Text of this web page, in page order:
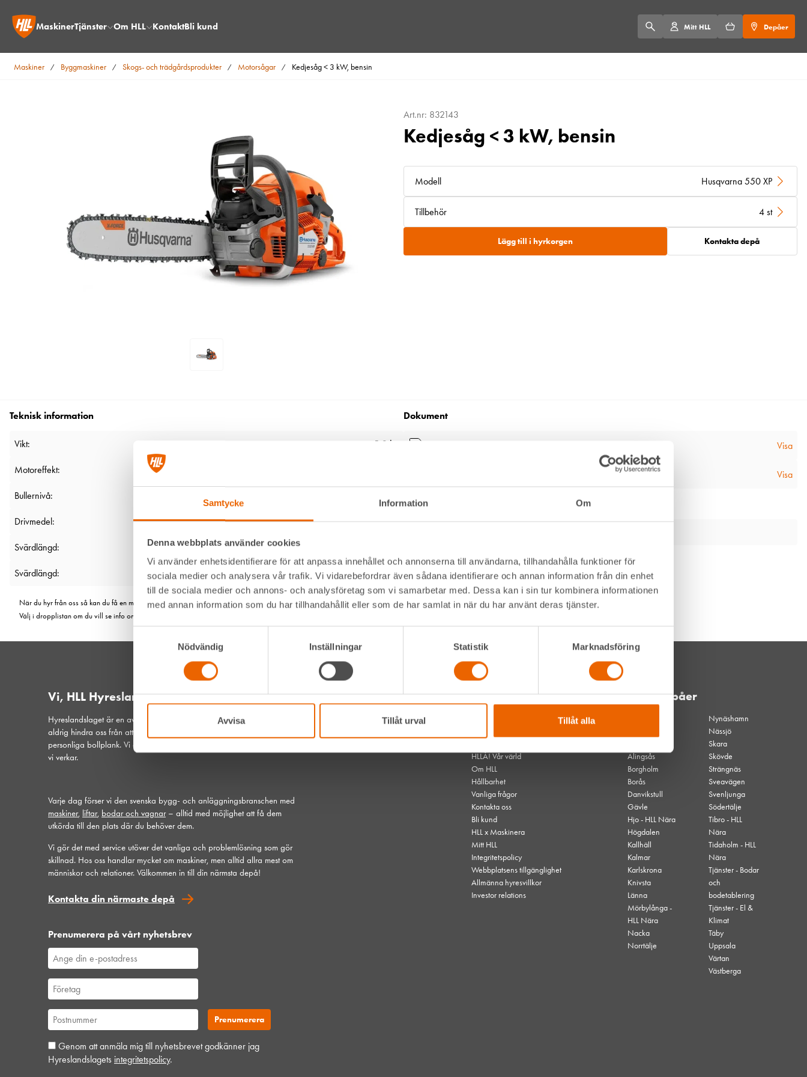
Samtycke Information Om
Denna webbplats använder cookies
Vi använder enhetsidentifierare för att anpassa innehållet och annonserna till användarna, tillhandahålla funktioner för
sociala medier och analysera vår trafik. Vi vidarebefordrar även sådana identifierare och annan information från din enhet
till de sociala medier och annons- och analysföretag som vi samarbetar med. Dessa kan i sin tur kombinera informationen
med annan information som du har tillhandahållit eller som de har samlat in när du har använt deras tjänster.
Nödvändig
Inställningar Statistik Marknadsföring
Avvisa Tillåt urval Tillåt alla
MaskinerTjänster Om HLL KontaktBli kund Mitt HLL Depåer
Maskiner / Byggmaskiner / Skogs- och trädgårdsprodukter / Motorsågar / Kedjesåg < 3 kW, bensin
Art.nr: 832143
Kedjesåg < 3 kW, bensin
Modell Husqvarna 550 XP
Tillbehör 4 st
Lägg till i hyrkorgen Kontakta depå
Teknisk information
Vikt: 5,3 kg
Motoreffekt:
Bullernivå:
Drivmedel: Aspen 2-takt
Svärdlängd:
Svärdlängd: 13 "
När du hyr från oss så kan du få en maskin från olika fabrikat. Men de är såklart likvärdiga när det gäller specifikationer.
Välj i dropplistan om du vill se info om en viss modell.
Dokument
Visa
Visa
Filmer
Vi, HLL Hyreslandslaget
Hyreslandslaget är en av Sveriges ledande maskinuthyrare. Det kommer
aldrig hindra oss från att vara din lokala samarbetspartner och
personliga bollplank. Vi är ett samspelt lag med hjärtat på platserna där
vi verkar.
Varje dag förser vi den svenska bygg- och anläggningsbranschen med
maskiner, liftar, bodar och vagnar– alltid med möjlighet att få dem
utkörda till den plats där du behöver dem.
Vi gör det med service utöver det vanliga och problemlösning som gör
skillnad. Hos oss handlar mycket om maskiner, men alltid allra mest om
människor och relationer. Välkommen in till din närmsta depå!
Kontakta din närmaste depå
Prenumerera på vårt nyhetsbrev
Genom att anmäla mig till nyhetsbrevet godkänner jag
Hyreslandslagets integritetspolicy.
Alltid nära Navigation
HLLÅ! Vår värld
Om HLL
Hållbarhet
Vanliga frågor
Kontakta oss
Bli kund
HLL x Maskinera
Mitt HLL
Integritetspolicy
Webbplatsens tillgänglighet
Allmänna hyresvillkor
Investor relations
Våra depåer
Alingsås
Borgholm
Borås
Danvikstull
Gävle
Hjo - HLL Nära
Högdalen
Kallhäll
Kalmar
Karlskrona
Knivsta
Länna
Mörbylånga -
HLL Nära
Nacka
Norrtälje
Nynäshamn
Nässjö
Skara
Skövde
Strängnäs
Sveavägen
Svenljunga
Södertälje
Tibro - HLL
Nära
Tidaholm - HLL
Nära
Tjänster - Bodar
och
bodetablering
Tjänster - El &
Klimat
Täby
Uppsala
Värtan
Västberga